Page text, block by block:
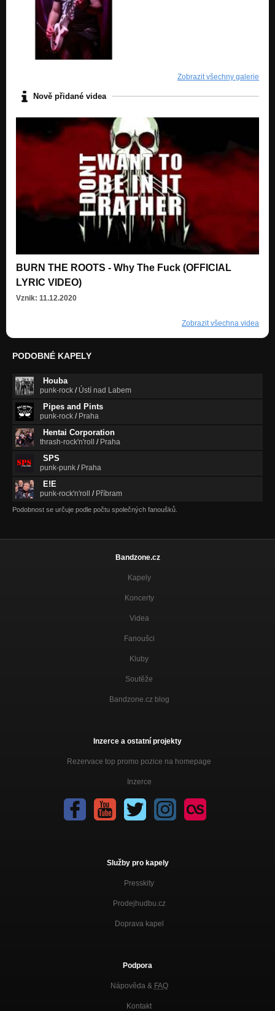
Zobrazit všechny galerie
Nově přidané videa
BURN THE ROOTS - Why The Fuck (OFFICIAL
LYRIC VIDEO)
Vznik: 11.12.2020
Zobrazit všechna videa
PODOBNÉ KAPELY
Houba
punk-rock / Ústí nad Labem
Pipes and Pints
punk-rock / Praha
Hentai Corporation
thrash-rock'n'roll / Praha
SPS
punk-punk / Praha
E!E
punk-rock'n'roll / Příbram
Podobnost se určuje podle počtu společných fanoušků.
Bandzone.cz
Kapely
Koncerty
Videa
Fanoušci
Kluby
Soutěže
Bandzone.cz blog
Inzerce a ostatní projekty
Rezervace top promo pozice na homepage
Inzerce
Služby pro kapely
Presskity
Prodejhudbu.cz
Doprava kapel
Podpora
Nápověda & FAQ
Kontakt